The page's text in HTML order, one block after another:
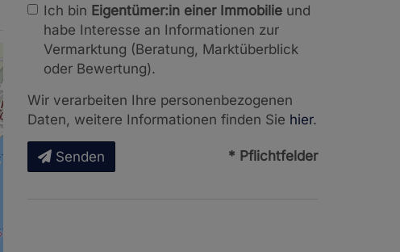
Ich bin Eigentümer:in einer Immobilie und
habe Interesse an Informationen zur
Vermarktung (Beratung, Marktüberblick
oder Bewertung).
Wir verarbeiten Ihre personenbezogenen
Daten, weitere Informationen finden Sie hier.
Senden * Pflichtfelder